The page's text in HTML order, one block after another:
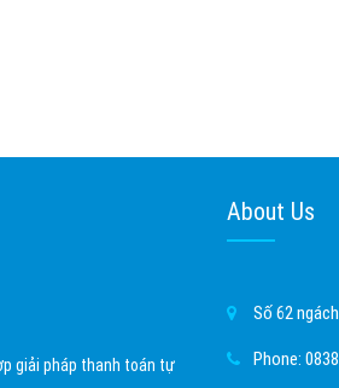
giải pháp thanh toán tự
About Us
Số 62
Phone: